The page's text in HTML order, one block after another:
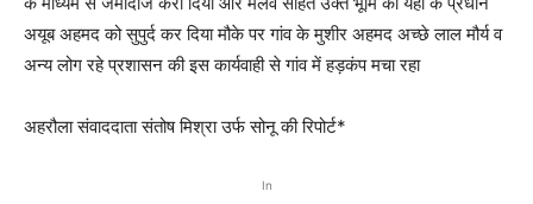
अयूब अहमद को सुपुर्द कर दिया मौके पर गांव के मुशीर अहमद अच्छे लाल मौर्य व
अन्य लोग रहे प्रशासन की इस कार्यवाही से गांव में हड़कंप मचा रहा
अहरौला संवाददाता संतोष मिश्रा उर्फ सोनू की रिपोर्ट*
In